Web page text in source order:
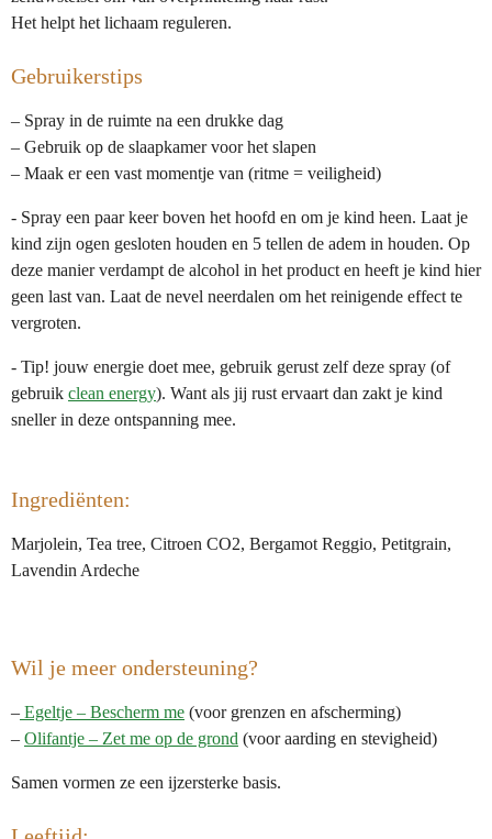
Het helpt het lichaam reguleren.
Gebruikerstips
– Spray in de ruimte na een drukke dag
– Gebruik op de slaapkamer voor het slapen
– Maak er een vast momentje van (ritme = veiligheid)
- Spray een paar keer boven het hoofd en om je kind heen. Laat je
kind zijn ogen gesloten houden en 5 tellen de adem in houden. Op
deze manier verdampt de alcohol in het product en heeft je kind hier
geen last van. Laat de nevel neerdalen om het reinigende effect te
vergroten.
- Tip! jouw energie doet mee, gebruik gerust zelf deze spray (of
gebruik clean energy). Want als jij rust ervaart dan zakt je kind
sneller in deze ontspanning mee.
Ingrediënten:
Marjolein, Tea tree, Citroen CO2, Bergamot Reggio, Petitgrain,
Lavendin Ardeche
Wil je meer ondersteuning?
– Egeltje – Bescherm me (voor grenzen en afscherming)
– Olifantje – Zet me op de grond (voor aarding en stevigheid)
Samen vormen ze een ijzersterke basis.